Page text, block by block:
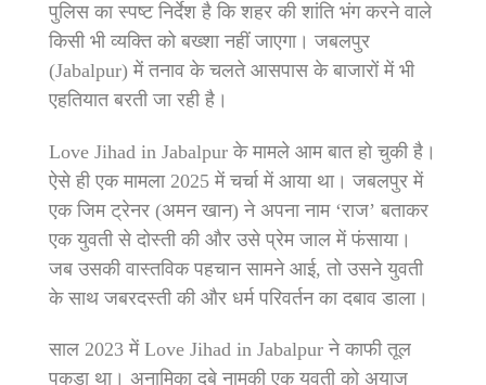
पुलिस का स्पष्ट निर्देश है कि शहर की शांति भंग करने वाले
किसी भी व्यक्ति को बख्शा नहीं जाएगा। जबलपुर
(Jabalpur) में तनाव के चलते आसपास के बाजारों में भी
एहतियात बरती जा रही है।
Love Jihad in Jabalpur के मामले आम बात हो चुकी है।
ऐसे ही एक मामला 2025 में चर्चा में आया था। जबलपुर में
एक जिम ट्रेनर (अमन खान) ने अपना नाम ‘राज’ बताकर
एक युवती से दोस्ती की और उसे प्रेम जाल में फंसाया।
जब उसकी वास्तविक पहचान सामने आई, तो उसने युवती
के साथ जबरदस्ती की और धर्म परिवर्तन का दबाव डाला।
साल 2023 में Love Jihad in Jabalpur ने काफी तूल
पकड़ा था। अनामिका दुबे नामकी एक युवती को अयाज